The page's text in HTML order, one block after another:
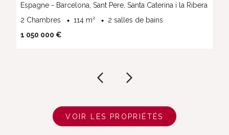
Espagne - Barcelona, Sant Pere, Santa Caterina i la Ribera
2 Chambres
114 m²
2 salles de bains
1 050 000 €
VOIR LES PROPRIÉTÉS